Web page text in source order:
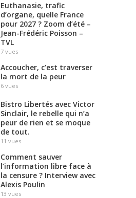
Euthanasie, trafic
d’organe, quelle France
pour 2027 ? Zoom d’été –
Jean-Frédéric Poisson –
TVL
7 vues
Accoucher, c’est traverser
la mort de la peur
6 vues
Bistro Libertés avec Victor
Sinclair, le rebelle qui n’a
peur de rien et se moque
de tout.
11 vues
Comment sauver
l’information libre face à
la censure ? Interview avec
Alexis Poulin
13 vues